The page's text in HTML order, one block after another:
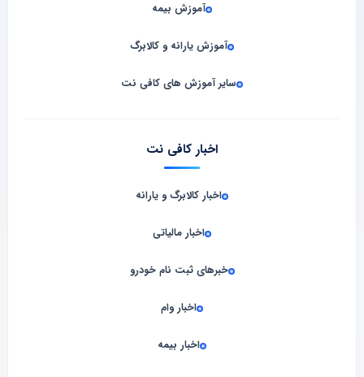
آموزش بیمه
آموزش یارانه و کالابرگ
سایر آموزش های کافی نت
اخبار کافی نت
اخبار کالابرگ و یارانه
اخبار مالیاتی
خبرهای ثبت نام خودرو
اخبار وام
اخبار بیمه